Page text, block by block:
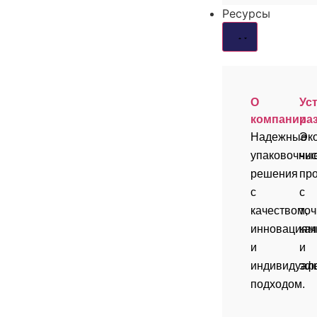
Ресурсы
О
компании
Надежные
решения
с
качеством,
и
подходом.
с
и